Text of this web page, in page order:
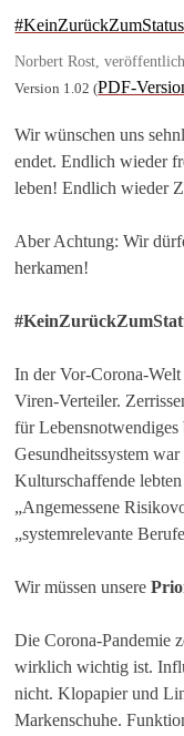
Norbert Rost,
Version 1.02 (PDF-
Wir wünschen uns
endet. Endlich wieder
leben! Endlich wieder
Aber Achtung: Wir
herkamen!
In der Vor-Corona-
Viren-Verteiler.
für Lebensnotwendiges
Gesundheitssystem
Kulturschaffende
„Angemessene
„systemrelevante
Wir müssen unsere
Die Corona-Pandemie
wirklich wichtig ist.
nicht. Klopapier und
Markenschuhe.